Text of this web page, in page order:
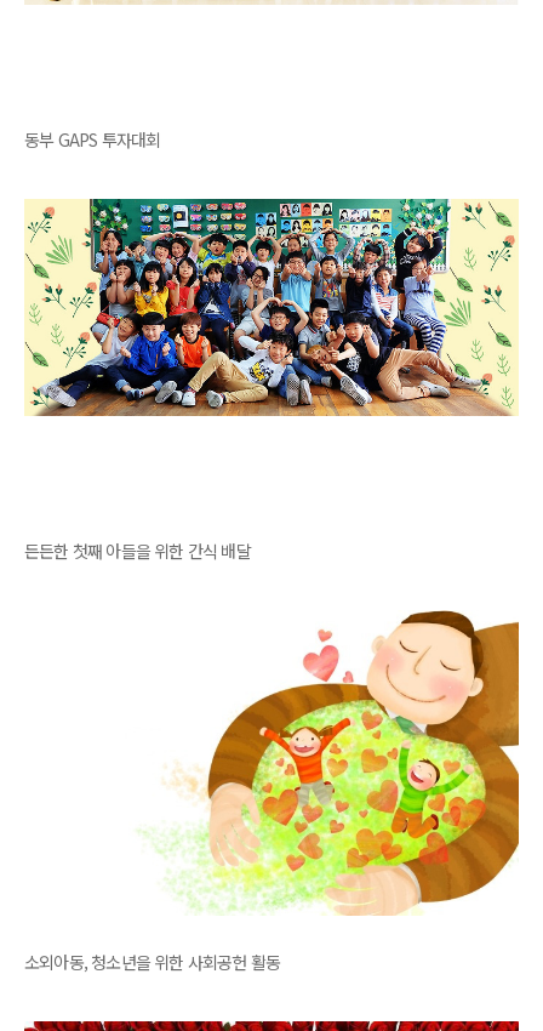
동부 GAPS 투자대회
든든한 첫째 아들을 위한 간식 배달
소외아동, 청소년을 위한 사회공헌 활동